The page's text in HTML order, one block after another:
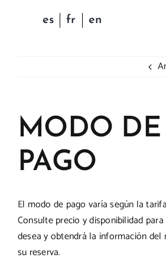
es fr en
INICIO
MODO DE
PAGO
El modo de pago varía según la
Consulte precio y disponibilidad
desea y obtendrá la información del
su reserva.